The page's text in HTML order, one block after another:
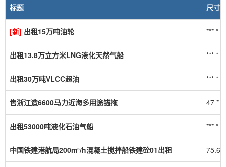
标题 尺寸
[新] 出租15万吨油轮 *** *
出租13.8万立方米LNG液化天然气船 *** *
出租30万吨VLCC超油 *** *
售浙江造6600马力近海多用途锚拖 47 *
出租53000吨液化石油气船 *** *
中国铁建港航局200m³/h混凝土搅拌船铁建砼01出租 75.6